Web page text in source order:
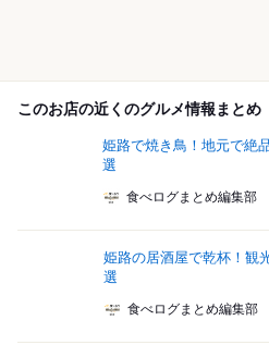
このお店の近くのグルメ情報まとめ
姫路で焼き鳥！地元で絶
選
食べログまとめ編集部
姫路の居酒屋で乾杯！観
選
食べログまとめ編集部